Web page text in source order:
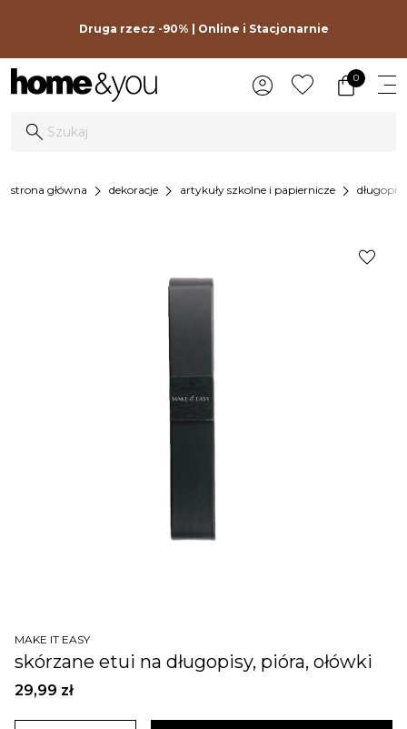
Druga rzecz -90% | Online i Stacjonarnie
0
strona główna chevron_right dekoracje chevron_right artykuły szkolne i papiernicze chevron_right
MAKE IT EASY
skórzane etui na długopisy, pióra, ołówki
29,99 zł
favorite